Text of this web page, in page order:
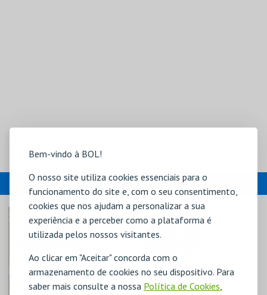
Bem-vindo à BOL!
O nosso site utiliza cookies essenciais para o
funcionamento do site e, com o seu consentimento,
cookies que nos ajudam a personalizar a sua
experiência e a perceber como a plataforma é
utilizada pelos nossos visitantes.
Ao clicar em "Aceitar" concorda com o
armazenamento de cookies no seu dispositivo. Para
saber mais consulte a nossa Política de Cookies,
EVENTOS